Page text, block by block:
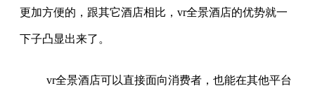
更加方便的，跟其它酒店相比，vr全景酒店的优势就一
下子凸显出来了。
vr全景酒店可以直接面向消费者，也能在其他平台